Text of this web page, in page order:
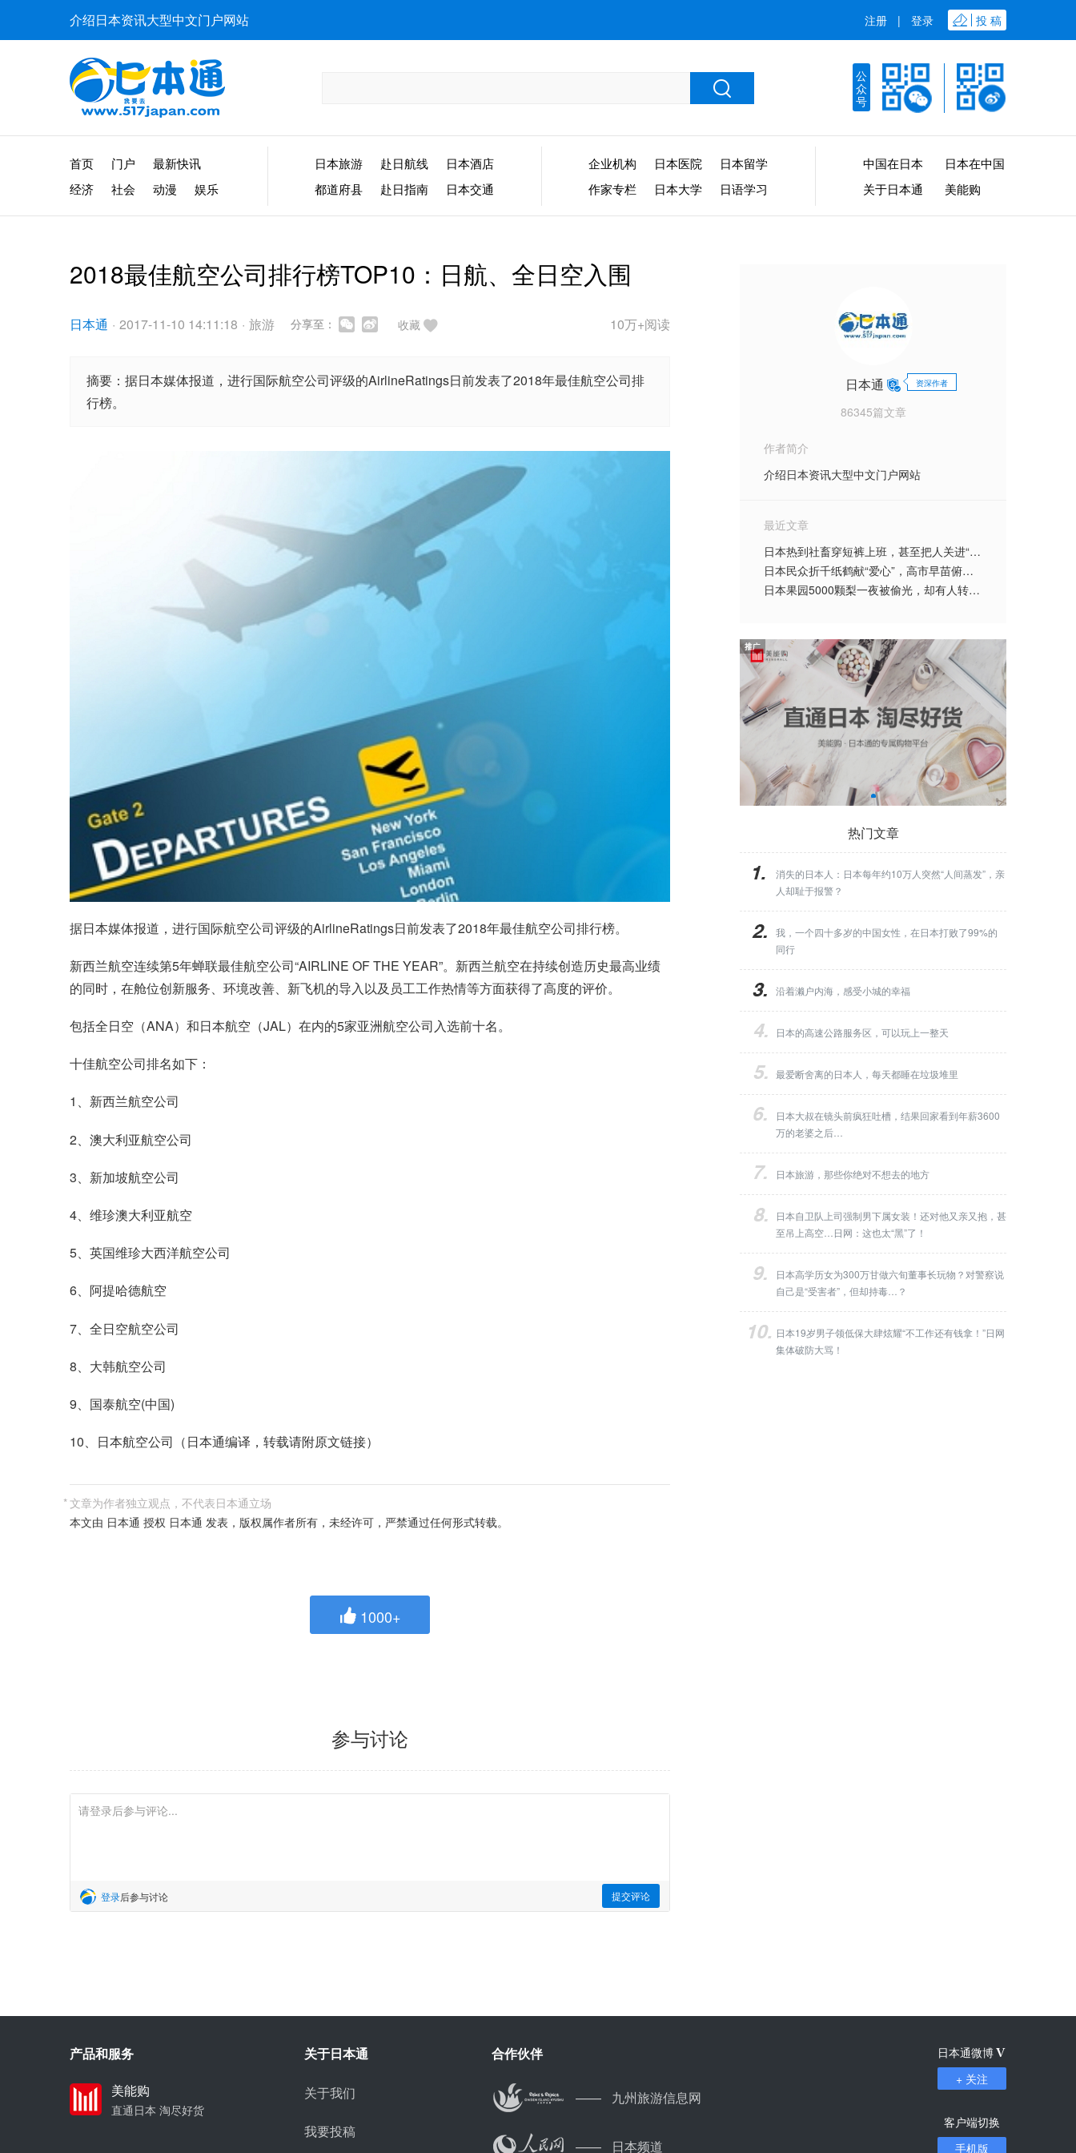
介绍日本资讯大型中文门户网站 注册 | 登录 投 稿
公
众
号
首页 门户
最新快讯
经济
社会 动漫 娱乐
日本旅游 赴日航线
日本酒店
都道府县
赴日指南 日本交通
企业机构 日本医院
日本留学
作家专栏
日本大学 日语学习
中国在日本
日本在中国
关于日本通
美能购
2018最佳航空公司排行榜TOP10：日航、全日空入围
日本通 · 2017-11-10 14:11:18 · 旅游 分享至： 收藏 10万+阅读
摘要：据日本媒体报道，进行国际航空公司评级的AirlineRatings日前发表了2018年最佳航空公司排
行榜。
据日本媒体报道，进行国际航空公司评级的AirlineRatings日前发表了2018年最佳航空公司排行榜。
新西兰航空连续第5年蝉联最佳航空公司“AIRLINE OF THE YEAR”。新西兰航空在持续创造历史最高业绩
的同时，在舱位创新服务、环境改善、新飞机的导入以及员工工作热情等方面获得了高度的评价。
包括全日空（ANA）和日本航空（JAL）在内的5家亚洲航空公司入选前十名。
十佳航空公司排名如下：
1、新西兰航空公司
2、澳大利亚航空公司
3、新加坡航空公司
4、维珍澳大利亚航空
5、英国维珍大西洋航空公司
6、阿提哈德航空
7、全日空航空公司
8、大韩航空公司
9、国泰航空(中国)
10、日本航空公司（日本通编译，转载请附原文链接）
*文章为作者独立观点，不代表日本通立场
本文由 日本通 授权 日本通 发表，版权属作者所有，未经许可，严禁通过任何形式转载。
1000+
参与讨论
登录后参与讨论
日本通 资深作者
86345篇文章
作者简介
介绍日本资讯大型中文门户网站
最近文章
日本热到社畜穿短裤上班，甚至把人关进“冰箱”？！日本人为了续命到底有多拼…
日本民众折千纸鹤献“爱心”，高市早苗俯瞰灾区感叹“活着真好”？！熊本哀嚎：都是废
日本果园5000颗梨一夜被偷光，却有人转头在二手平台卖？！果农大哭：我不干了！
热门文章
消失的日本人：日本每年约10万人突然“人间蒸发”，亲
人却耻于报警？
我，一个四十多岁的中国女性，在日本打败了99%的
同行
沿着濑户内海，感受小城的幸福
日本的高速公路服务区，可以玩上一整天
最爱断舍离的日本人，每天都睡在垃圾堆里
日本大叔在镜头前疯狂吐槽，结果回家看到年薪3600
万的老婆之后…
日本旅游，那些你绝对不想去的地方
日本自卫队上司强制男下属女装！还对他又亲又抱，甚
至吊上高空…日网：这也太“黑”了！
日本高学历女为300万甘做六旬董事长玩物？对警察说
自己是“受害者”，但却持毒…？
日本19岁男子领低保大肆炫耀“不工作还有钱拿！”日网
集体破防大骂！
产品和服务
美能购
直通日本 淘尽好货
关于日本通
关于我们
我要投稿
合作伙伴
—— 九州旅游信息网
—— 日本频道
日本通微博 V
+ 关注
客户端切换
手机版